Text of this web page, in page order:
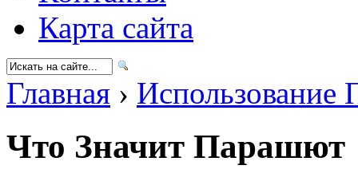
Карта сайта
Главная › Использование
Что Значит Парашют